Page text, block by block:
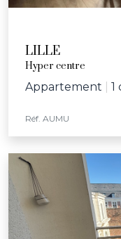
LILLE
Hyper centre
Appartement 1
Réf. AUMU